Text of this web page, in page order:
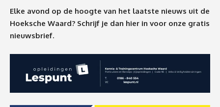
Elke avond op de hoogte van het laatste nieuws uit de
Hoeksche Waard? Schrijf je dan hier in voor onze gratis
nieuwsbrief.